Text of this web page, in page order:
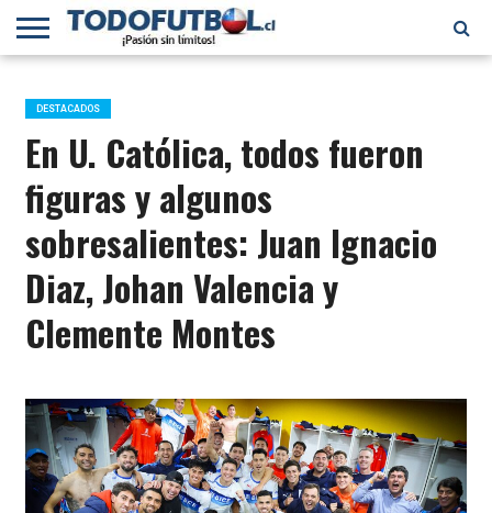
PRIMERA
B
SELECCIÓN
CHILENA
CHILENOS
EN EL
MUNDO
FÚTBOL
INTERNACIONAL
DESTACADOS
En U. Católica, todos fueron
figuras y algunos
sobresalientes: Juan Ignacio
Diaz, Johan Valencia y
Clemente Montes